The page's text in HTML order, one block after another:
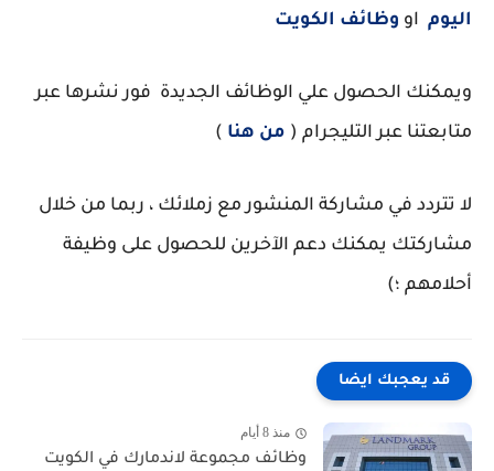
اليوم او وظائف الكويت
ويمكنك الحصول علي الوظائف الجديدة فور نشرها عبر
متابعتنا عبر التليجرام ( من هنا )
لا تتردد في مشاركة المنشور مع زملائك ، ربما من خلال
مشاركتك يمكنك دعم الآخرين للحصول على وظيفة
أحلامهم ؛)
قد يعجبك ايضا
منذ 8 أيام
وظائف مجموعة لاندمارك في الكويت